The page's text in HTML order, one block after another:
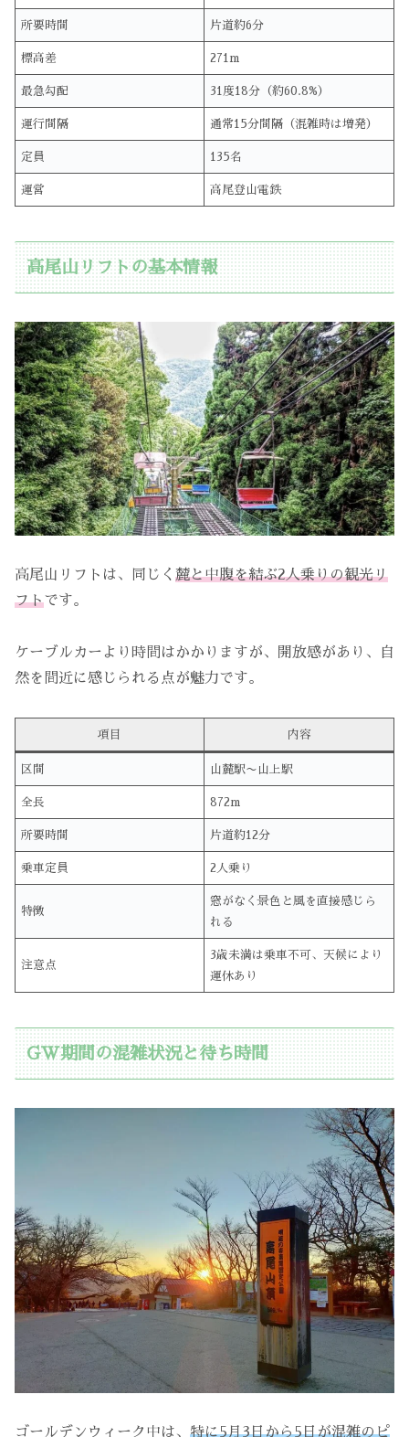
所要時間 片道約6分
標高差 271m
最急勾配 31度18分（約60.8%）
運行間隔 通常15分間隔（混雑時は増発）
定員 135名
運営 高尾登山電鉄
高尾山リフトの基本情報
高尾山リフトは、同じく 麓と中腹を結ぶ2人乗りの観光リ
フトです。
ケーブルカーより時間はかかりますが、開放感があり、自
然を間近に感じられる点が魅力です。
項目 内容
区間 山麓駅〜山上駅
全長 872m
所要時間 片道約12分
乗車定員 2人乗り
特徴
窓がなく景色と風を直接感じら
れる
注意点
3歳未満は乗車不可、天候により
運休あり
GW期間の混雑状況と待ち時間
ゴールデンウィーク中は、 特に5月3日から5日が混雑のピ